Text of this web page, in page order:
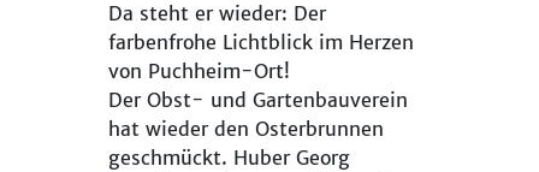
Da steht er wieder: Der
farbenfrohe Lichtblick im Herzen
von Puchheim-Ort!
Der Obst- und Gartenbauverein
hat wieder den Osterbrunnen
geschmückt. Huber Georg